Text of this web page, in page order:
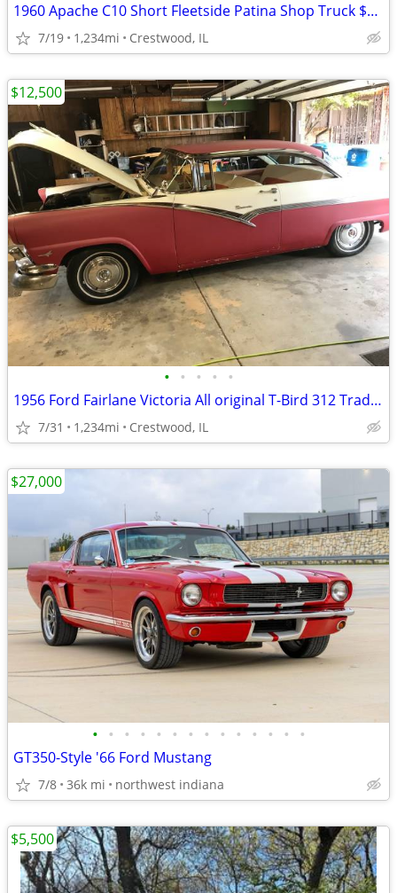
1960 Apache C10 Short Fleetside Patina Shop Truck $9500 Trades OK
7/19 1,234mi Crestwood, IL
• • • • •
1956 Ford Fairlane Victoria All original T-Bird 312 Trade OK
7/31 1,234mi Crestwood, IL
$12,500
• • • • • • • • • • • • • •
GT350-Style '66 Ford Mustang
7/8 36k mi northwest indiana
$27,000
$5,500